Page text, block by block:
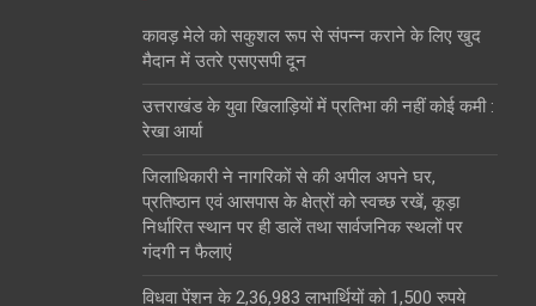
कावड़ मेले को सकुशल रूप से संपन्न कराने के लिए खुद
मैदान में उतरे एसएसपी दून
उत्तराखंड के युवा खिलाड़ियों में प्रतिभा की नहीं कोई कमी :
रेखा आर्या
जिलाधिकारी ने नागरिकों से की अपील अपने घर,
प्रतिष्ठान एवं आसपास के क्षेत्रों को स्वच्छ रखें, कूड़ा
निर्धारित स्थान पर ही डालें तथा सार्वजनिक स्थलों पर
गंदगी न फैलाएं
विधवा पेंशन के 2,36,983 लाभार्थियों को 1,500 रुपये